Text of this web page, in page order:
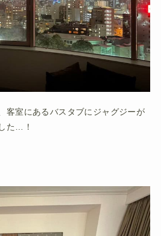
客室にあるバスタブにジャグジーが
た…！